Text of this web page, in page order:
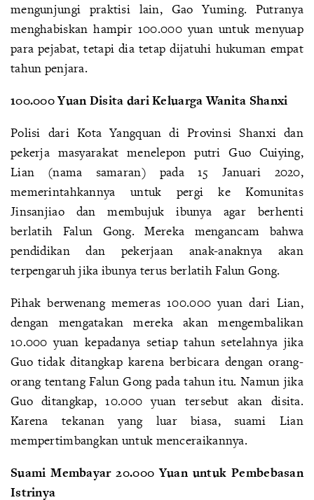
mengunjungi praktisi lain, Gao Yuming. Putranya
menghabiskan hampir 100.000 yuan untuk menyuap
para pejabat, tetapi dia tetap dijatuhi hukuman empat
tahun penjara.
100.000 Yuan Disita dari Keluarga Wanita Shanxi
Polisi dari Kota Yangquan di Provinsi Shanxi dan
pekerja masyarakat menelepon putri Guo Cuiying,
Lian (nama samaran) pada 15 Januari 2020,
memerintahkannya untuk pergi ke Komunitas
Jinsanjiao dan membujuk ibunya agar berhenti
berlatih Falun Gong. Mereka mengancam bahwa
pendidikan dan pekerjaan anak-anaknya akan
terpengaruh jika ibunya terus berlatih Falun Gong.
Pihak berwenang memeras 100.000 yuan dari Lian,
dengan mengatakan mereka akan mengembalikan
10.000 yuan kepadanya setiap tahun setelahnya jika
Guo tidak ditangkap karena berbicara dengan orang-
orang tentang Falun Gong pada tahun itu. Namun jika
Guo ditangkap, 10.000 yuan tersebut akan disita.
Karena tekanan yang luar biasa, suami Lian
mempertimbangkan untuk menceraikannya.
Suami Membayar 20.000 Yuan untuk Pembebasan
Istrinya